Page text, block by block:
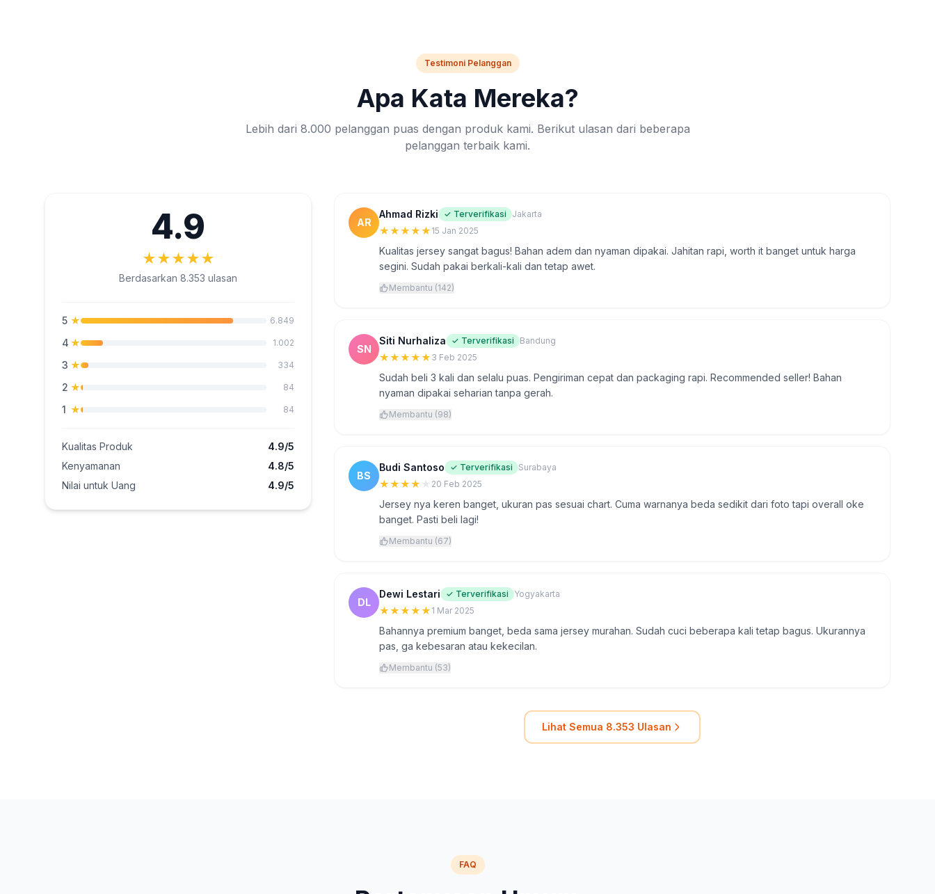
Testimoni Pelanggan
Apa Kata Mereka?
Lebih dari 8.000 pelanggan puas dengan produk kami. Berikut ulasan dari beberapa
pelanggan terbaik kami.
4.9
★★★★★
Berdasarkan 8.353 ulasan
5 ★ 6.849
4 ★ 1.002
3 ★ 334
2 ★ 84
1 ★ 84
Kualitas Produk
4.9/5
Kenyamanan
4.8/5
Nilai untuk Uang
4.9/5
AR
Ahmad Rizki ✓ Terverifikasi Jakarta
★★★★★ 15 Jan 2025
Kualitas jersey sangat bagus! Bahan adem dan nyaman dipakai. Jahitan rapi, worth it banget untuk harga
segini. Sudah pakai berkali-kali dan tetap awet.
Membantu (142)
SN
Siti Nurhaliza ✓ Terverifikasi Bandung
★★★★★ 3 Feb 2025
Sudah beli 3 kali dan selalu puas. Pengiriman cepat dan packaging rapi. Recommended seller! Bahan
nyaman dipakai seharian tanpa gerah.
Membantu (98)
BS
Budi Santoso ✓ Terverifikasi Surabaya
★★★★ ★ 20 Feb 2025
Jersey nya keren banget, ukuran pas sesuai chart. Cuma warnanya beda sedikit dari foto tapi overall oke
banget. Pasti beli lagi!
Membantu (67)
DL
Dewi Lestari ✓ Terverifikasi Yogyakarta
★★★★★ 1 Mar 2025
Bahannya premium banget, beda sama jersey murahan. Sudah cuci beberapa kali tetap bagus. Ukurannya
pas, ga kebesaran atau kekecilan.
Membantu (53)
Lihat Semua 8.353 Ulasan
FAQ